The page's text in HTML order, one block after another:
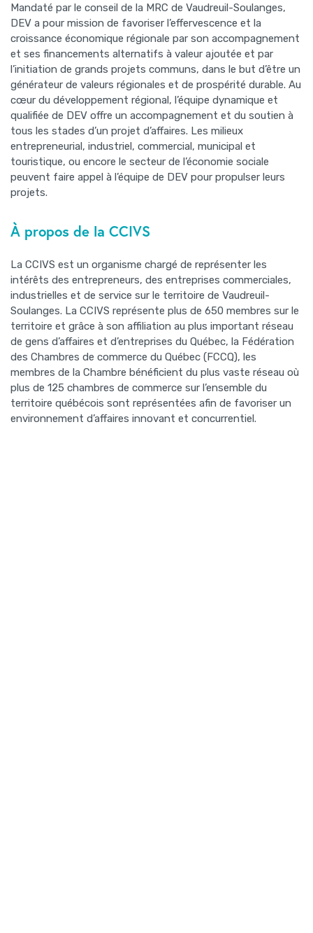
Mandaté par le conseil de la MRC de Vaudreuil-Soulanges,
DEV a pour mission de favoriser l’effervescence et la
croissance économique régionale par son accompagnement
et ses financements alternatifs à valeur ajoutée et par
l’initiation de grands projets communs, dans le but d’être un
générateur de valeurs régionales et de prospérité durable. Au
cœur du développement régional, l’équipe dynamique et
qualifiée de DEV offre un accompagnement et du soutien à
tous les stades d’un projet d’affaires. Les milieux
entrepreneurial, industriel, commercial, municipal et
touristique, ou encore le secteur de l’économie sociale
peuvent faire appel à l’équipe de DEV pour propulser leurs
projets.
À propos de la CCIVS
La CCIVS est un organisme chargé de représenter les
intérêts des entrepreneurs, des entreprises commerciales,
industrielles et de service sur le territoire de Vaudreuil-
Soulanges. La CCIVS représente plus de 650 membres sur le
territoire et grâce à son affiliation au plus important réseau
de gens d’affaires et d’entreprises du Québec, la Fédération
des Chambres de commerce du Québec (FCCQ), les
membres de la Chambre bénéficient du plus vaste réseau où
plus de 125 chambres de commerce sur l’ensemble du
territoire québécois sont représentées afin de favoriser un
environnement d’affaires innovant et concurrentiel.